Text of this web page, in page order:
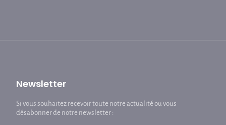
Newsletter
Si vous souhaitez recevoir toute notre actualité ou vous
désabonner de notre newsletter :